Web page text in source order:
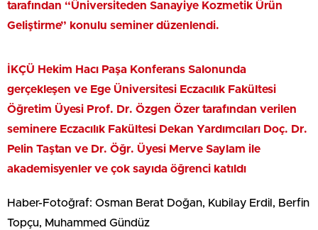
tarafından “Üniversiteden Sanayiye Kozmetik Ürün
Geliştirme” konulu seminer düzenlendi.
İKÇÜ Hekim Hacı Paşa Konferans Salonunda
gerçekleşen ve Ege Üniversitesi Eczacılık Fakültesi
Öğretim Üyesi Prof. Dr. Özgen Özer tarafından verilen
seminere Eczacılık Fakültesi Dekan Yardımcıları Doç. Dr.
Pelin Taştan ve Dr. Öğr. Üyesi Merve Saylam ile
akademisyenler ve çok sayıda öğrenci katıldı
Haber-Fotoğraf: Osman Berat Doğan, Kubilay Erdil, Berfin
Topçu, Muhammed Gündüz